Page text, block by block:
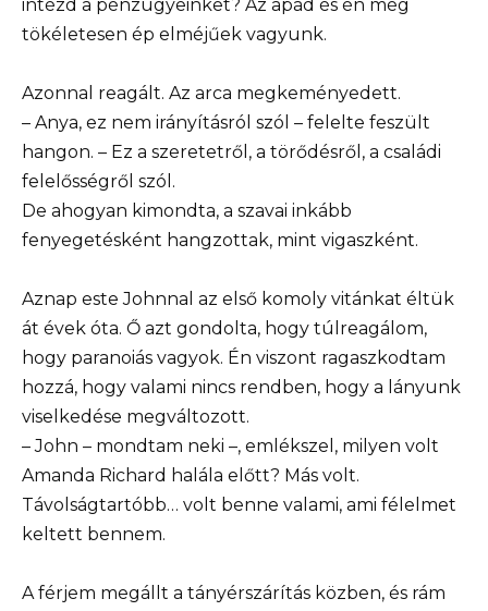
intézd a pénzügyeinket? Az apád és én még
tökéletesen ép elméjűek vagyunk.
Azonnal reagált. Az arca megkeményedett.
– Anya, ez nem irányításról szól – felelte feszült
hangon. – Ez a szeretetről, a törődésről, a családi
felelősségről szól.
De ahogyan kimondta, a szavai inkább
fenyegetésként hangzottak, mint vigaszként.
Aznap este Johnnal az első komoly vitánkat éltük
át évek óta. Ő azt gondolta, hogy túlreagálom,
hogy paranoiás vagyok. Én viszont ragaszkodtam
hozzá, hogy valami nincs rendben, hogy a lányunk
viselkedése megváltozott.
– John – mondtam neki –, emlékszel, milyen volt
Amanda Richard halála előtt? Más volt.
Távolságtartóbb… volt benne valami, ami félelmet
keltett bennem.
A férjem megállt a tányérszárítás közben, és rám